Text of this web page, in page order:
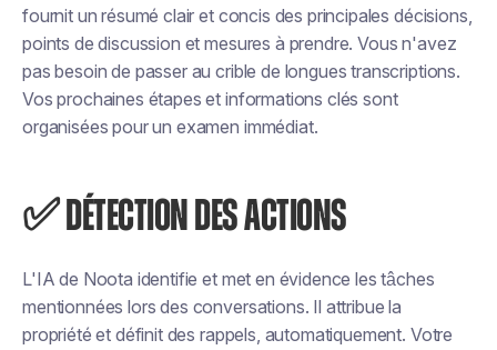
fournit un résumé clair et concis des principales décisions,
points de discussion et mesures à prendre. Vous n'avez
pas besoin de passer au crible de longues transcriptions.
Vos prochaines étapes et informations clés sont
organisées pour un examen immédiat.
✅ DÉTECTION DES ACTIONS
L'IA de Noota identifie et met en évidence les tâches
mentionnées lors des conversations. Il attribue la
propriété et définit des rappels, automatiquement. Votre